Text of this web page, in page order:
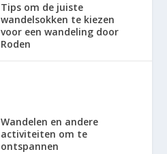
Tips om de juiste
wandelsokken te kiezen
voor een wandeling door
Roden
Wandelen en andere
activiteiten om te
ontspannen